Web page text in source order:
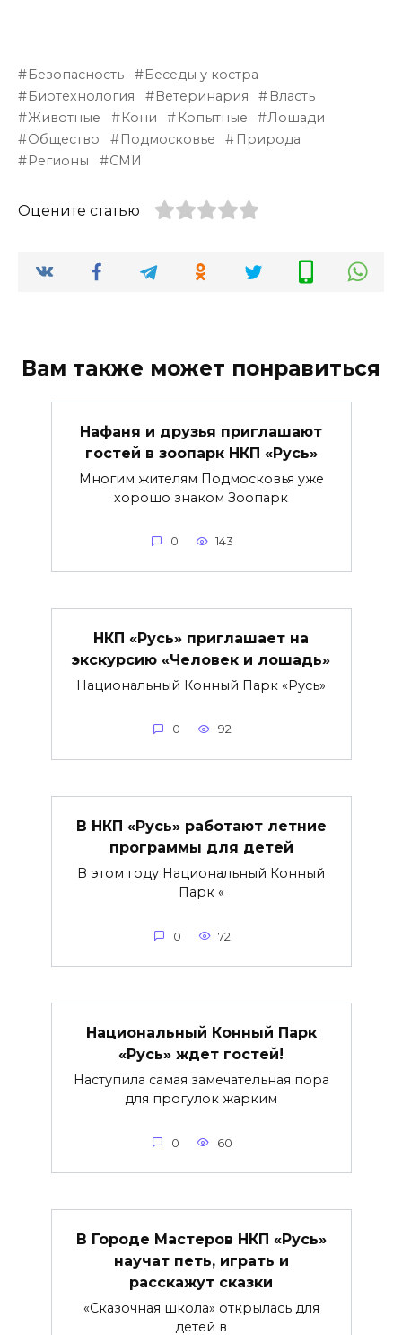
Безопасность
Беседы у костра
Биотехнология
Ветеринария
Власть
Животные
Кони Копытные
Лошади
Общество
Подмосковье
Природа
Регионы
СМИ
Оцените статью
Вам также может понравиться
Нафаня и друзья приглашают
гостей в зоопарк НКП «Русь»
Многим жителям Подмосковья уже
хорошо знаком Зоопарк
0 143
НКП «Русь» приглашает на
экскурсию «Человек и лошадь»
Национальный Конный Парк «Русь»
0 92
В НКП «Русь» работают летние
программы для детей
В этом году Национальный Конный
Парк «
0 72
Национальный Конный Парк
«Русь» ждет гостей!
Наступила самая замечательная пора
для прогулок жарким
0 60
В Городе Мастеров НКП «Русь»
научат петь, играть и
расскажут сказки
«Сказочная школа» открылась для
детей в